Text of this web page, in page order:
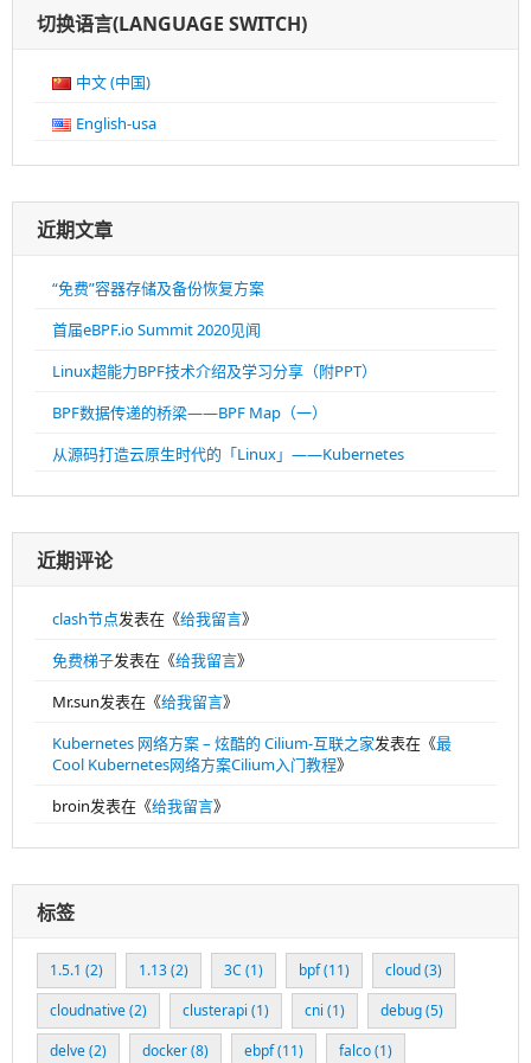
切换语言(LANGUAGE SWITCH)
中文 (中国)
English-usa
近期文章
“免费”容器存储及备份恢复方案
首届eBPF.io Summit 2020见闻
Linux超能力BPF技术介绍及学习分享（附PPT）
BPF数据传递的桥梁——BPF Map（一）
从源码打造云原生时代的「Linux」——Kubernetes
近期评论
clash节点发表在《给我留言》
免费梯子发表在《给我留言》
Mr.sun发表在《给我留言》
Kubernetes 网络方案 – 炫酷的 Cilium-互联之家发表在《最
Cool Kubernetes网络方案Cilium入门教程》
broin发表在《给我留言》
标签
1.5.1 (2) 1.13(2) 3C (1) bpf(11) cloud(3)
cloudnative(2) clusterapi (1) cni (1) debug(5)
delve(2) docker(8) ebpf(11) falco(1)